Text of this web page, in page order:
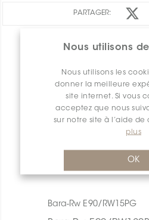
Nous utilisons
Nous utilisons les
donner la meilleure
site internet. Si vous
acceptez que nous
sur notre site à l’aide de
plus
OK
PARTAGER:
APERÇU DES PRODUITS
Bara-Rw E90/RW15PG